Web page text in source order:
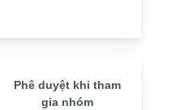
Phê duyệt khi tham
gia nhóm